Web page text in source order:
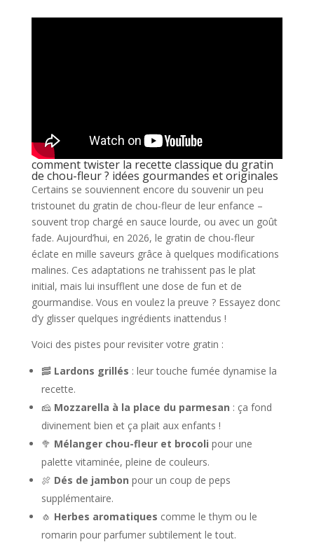
comment twister la recette classique du gratin
de chou-fleur ? idées gourmandes et originales
Certains se souviennent encore du souvenir un peu
tristounet du gratin de chou-fleur de leur enfance –
souvent trop chargé en sauce lourde, ou avec un goût
fade. Aujourd’hui, en 2026, le gratin de chou-fleur
éclate en mille saveurs grâce à quelques modifications
malines. Ces adaptations ne trahissent pas le plat
initial, mais lui insufflent une dose de fun et de
gourmandise. Vous en voulez la preuve ? Essayez donc
d’y glisser quelques ingrédients inattendus !
Voici des pistes pour revisiter votre gratin :
🥓 Lardons grillés : leur touche fumée dynamise la
recette.
🧀 Mozzarella à la place du parmesan : ça fond
divinement bien et ça plait aux enfants !
🥦 Mélanger chou-fleur et brocoli pour une
palette vitaminée, pleine de couleurs.
🍖 Dés de jambon pour un coup de peps
supplémentaire.
🧄 Herbes aromatiques comme le thym ou le
romarin pour parfumer subtilement le tout.